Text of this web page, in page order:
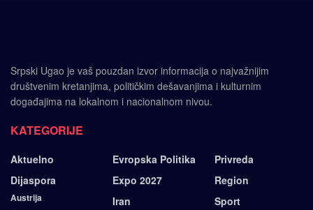
Srpski Ugao je vaš pouzdan izvor informacija o najvažnijim
društvenim kretanjima, političkim dešavanjima i kulturnim
događajima na lokalnom i nacionalnom nivou.
KATEGORIJE
Aktuelno
Dijaspora
Austrija
Evropska Politika
Expo 2027
Iran
Privreda
Region
Sport